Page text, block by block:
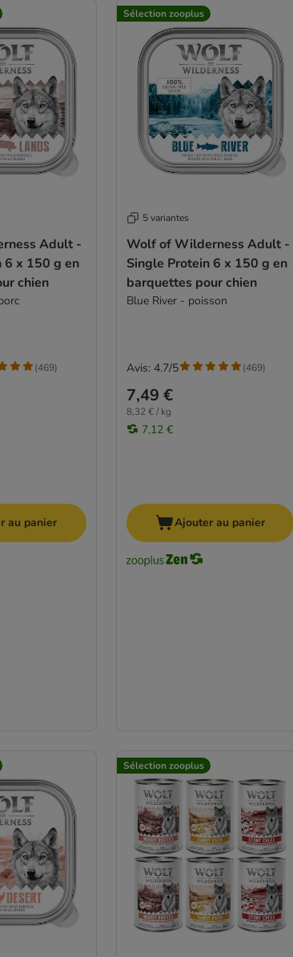
Adult -
6 x 150 g en
chien
(469)
au panier
Sélection zooplus
5 variantes
Wolf of Wilderness Adult -
Single Protein 6 x 150 g en
barquettes pour chien
Blue River - poisson
7,49 €
8,32 € / kg
7,12 €
Avis: 4.7/5 (469)
Ajouter au panier
Sélection zooplus